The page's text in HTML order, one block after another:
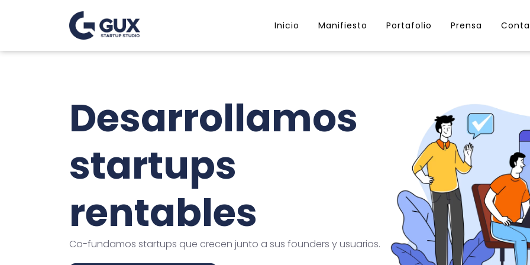
Inicio Manifiesto Portafolio Prensa
Desarrollamos
startups
rentables
Co-fundamos startups que crecen junto a sus founders y usuarios.